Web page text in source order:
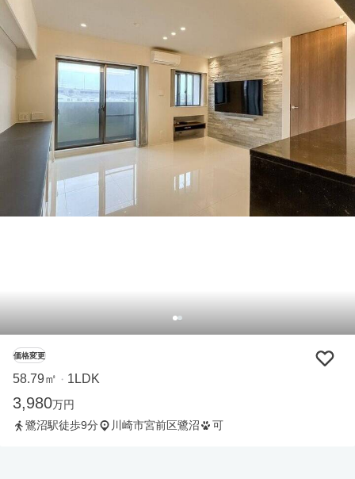
価格変更
58.79㎡ ・ 1LDK
3,980万円
鷺沼駅徒歩9分
川崎市宮前区鷺沼 可